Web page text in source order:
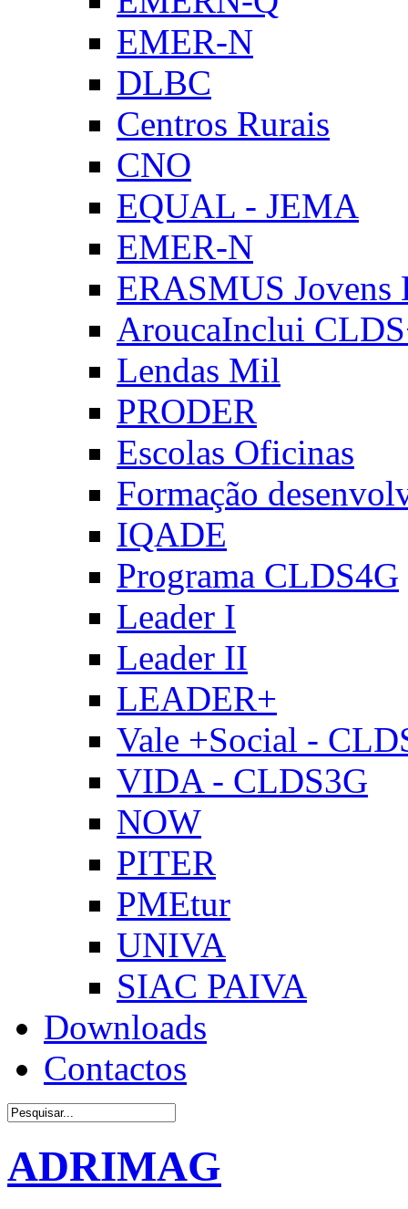
EMER-N
DLBC
Centros Rurais
CNO
EQUAL - JEMA
EMER-N
ERASMUS Jovens
AroucaInclui
Lendas Mil
PRODER
Escolas Oficinas
Formação
IQADE
Programa CLDS4G
Leader I
Leader II
LEADER+
Vale +Social -
VIDA - CLDS3G
NOW
PITER
PMEtur
UNIVA
SIAC PAIVA
Downloads
Contactos
ADRIMAG